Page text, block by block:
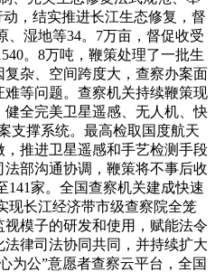
，结实推进长江生态修复，督
、湿地等34。7万亩，督促收受
。8万吨，鞭策处理了一批生
杂、空间跨度大，查察办案面
等问题。查察机关持续鞭策现
全完美卫星遥感、无人机、快
支撑系统。最高检取国度航天
推进卫星遥感和手艺检测手段
部沟通协调，鞭策将不事后收
141家。全国查察机关建成快速
现长江经济带市级查察院全笼
模子的研发和使用，赋能法令
律司法协同共同，并持续扩大
为公”意愿者查察云平台，全国